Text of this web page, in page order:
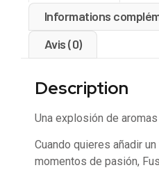
Informations
Avis (0)
Description
Una explosión de
Cuando quieres añadir
momentos de pasión,